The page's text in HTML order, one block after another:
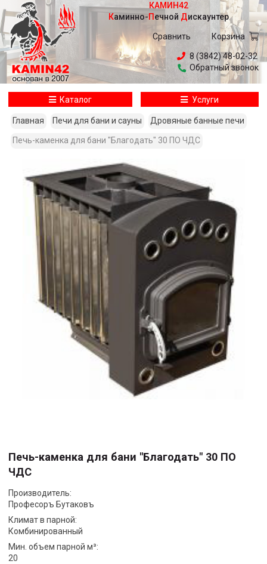
КАМИН42
Каминно- Печной Дискаунтер
Сравнить Корзина
8 (3842) 48-02-32
Обратный звонок
Каталог Услуги
Главная Печи для бани и сауны Дровяные банные печи
Печь-каменка для бани "Благодать" 30 ПО ЧДС
Печь-каменка для бани "Благодать" 30 ПО
ЧДС
Производитель:
Професоръ Бутаковъ
Климат в парной:
Комбинированный
Мин. объем парной м³:
20